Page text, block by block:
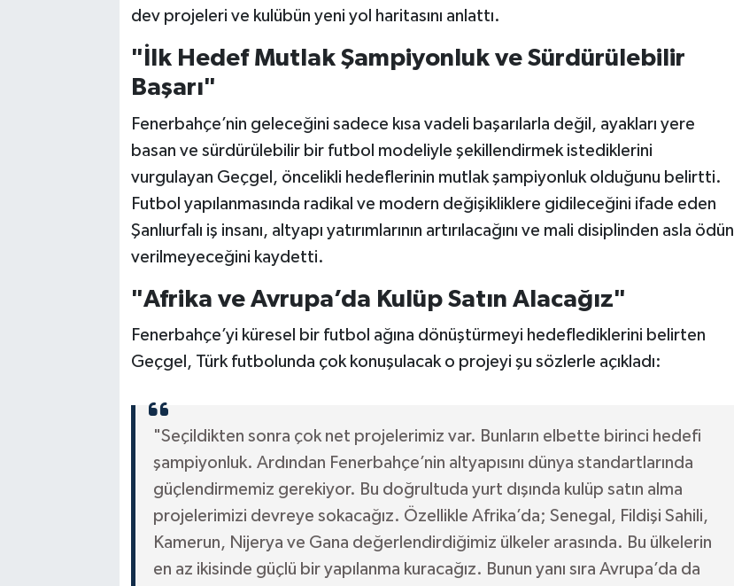
dev projeleri ve kulübün yeni yol haritasını anlattı.
"İlk Hedef Mutlak Şampiyonluk ve Sürdürülebilir
Başarı"
Fenerbahçe’nin geleceğini sadece kısa vadeli başarılarla değil, ayakları yere
basan ve sürdürülebilir bir futbol modeliyle şekillendirmek istediklerini
vurgulayan Geçgel, öncelikli hedeflerinin mutlak şampiyonluk olduğunu belirtti.
Futbol yapılanmasında radikal ve modern değişikliklere gidileceğini ifade eden
Şanlıurfalı iş insanı, altyapı yatırımlarının artırılacağını ve mali disiplinden asla ödün
verilmeyeceğini kaydetti.
"Afrika ve Avrupa’da Kulüp Satın Alacağız"
Fenerbahçe’yi küresel bir futbol ağına dönüştürmeyi hedeflediklerini belirten
Geçgel, Türk futbolunda çok konuşulacak o projeyi şu sözlerle açıkladı:
"Seçildikten sonra çok net projelerimiz var. Bunların elbette birinci hedefi
şampiyonluk. Ardından Fenerbahçe’nin altyapısını dünya standartlarında
güçlendirmemiz gerekiyor. Bu doğrultuda yurt dışında kulüp satın alma
projelerimizi devreye sokacağız. Özellikle Afrika’da; Senegal, Fildişi Sahili,
Kamerun, Nijerya ve Gana değerlendirdiğimiz ülkeler arasında. Bu ülkelerin
en az ikisinde güçlü bir yapılanma kuracağız. Bunun yanı sıra Avrupa’da da